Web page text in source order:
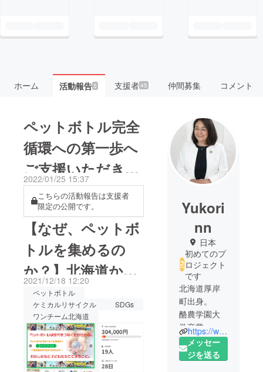
ホーム 活動報告3 支援者45 仲間募集 コメント
ペットボトル完全
循環への第一歩へ
ご支援いただきま
した皆様へ！
2022/01/25 15:37
こちらの活動報告は支援者
限定の公開です。
【なぜ、ペットボ
トルを集めるの
か？】北海道から
ケミカルリサイク
ルに向けて動き始
めました！
2021/12/18 12:20
ペットボトル
ケミカルリサイクル
SDGs
ワンチーム北海道
Yukori
nn
日本
初めてのプ
ロジェクト
です
北海道厚岸
町出身。
酪農学園大
学卒業。
大手ビル管
理会社勤
https://www.tec-supply.jp
メッセー
ジを送る